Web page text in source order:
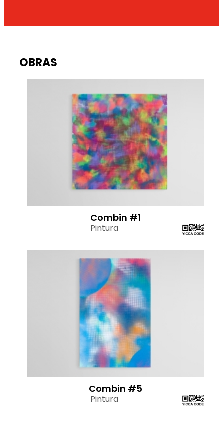
OBRAS
Combin #1
Pintura
Combin #5
Pintura